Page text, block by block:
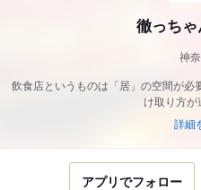
徹っちゃ
神
飲食店というものは「居」の空間が必
け取り方が
詳細
アプリでフォロー